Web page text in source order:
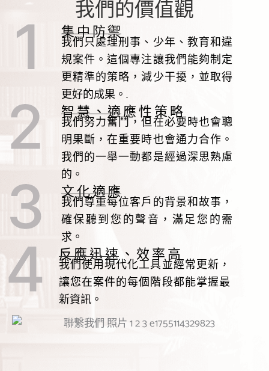
我們的價值觀
集中防禦
我們只處理刑事、少年、教育和違
規案件。這個專注讓我們能夠制定
更精準的策略，減少干擾，並取得
更好的成果。.
智慧、適應性策略
我們努力奮鬥，但在必要時也會聰
明果斷，在重要時也會通力合作。
我們的一舉一動都是經過深思熟慮
的。
文化適應
我們尊重每位客戶的背景和故事，
確保聽到您的聲音，滿足您的需
求。
反應迅速、效率高
我們使用現代化工具並經常更新，
讓您在案件的每個階段都能掌握最
新資訊。